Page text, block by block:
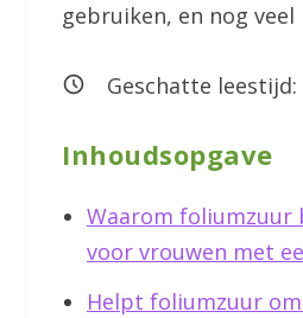
gebruiken, en nog veel
Geschatte leestijd:
Inhoudsopgave
Waarom foliumzuur
voor vrouwen met
Helpt foliumzuur